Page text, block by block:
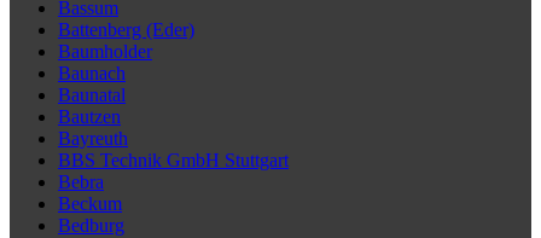
Bassum
Battenberg (Eder)
Baumholder
Baunach
Baunatal
Bautzen
Bayreuth
BBS Technik GmbH Stuttgart
Bebra
Beckum
Bedburg